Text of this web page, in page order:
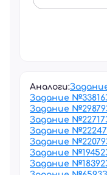
Аналоги:
Задание №33816
Задание №29879
Задание №22717
Задание №22247
Задание №22079
Задание №19452
Задание №18392